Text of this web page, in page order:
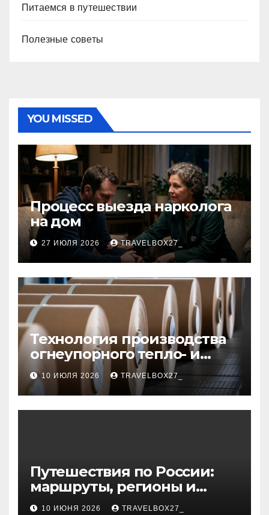
Питаемся в путешествии
Полезные советы
YOU MISSED
Процесс выезда нарколога
на дом
27 ИЮЛЯ 2026 TRAVELBOX27_
Технология производства
огнеупорного тепло- и
звукоизоляционного
картона из
муллитокремнеземистого
волокна
10 ИЮЛЯ 2026 TRAVELBOX27_
Путешествия по России:
маршруты, регионы и
особенности поездок
10 ИЮНЯ 2026 TRAVELBOX27_